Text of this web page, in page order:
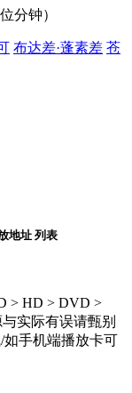
分钟）
布达差·蓬素差 苍
地址列表
> HD > DVD >
实际有误请甄别
手机端播放卡可